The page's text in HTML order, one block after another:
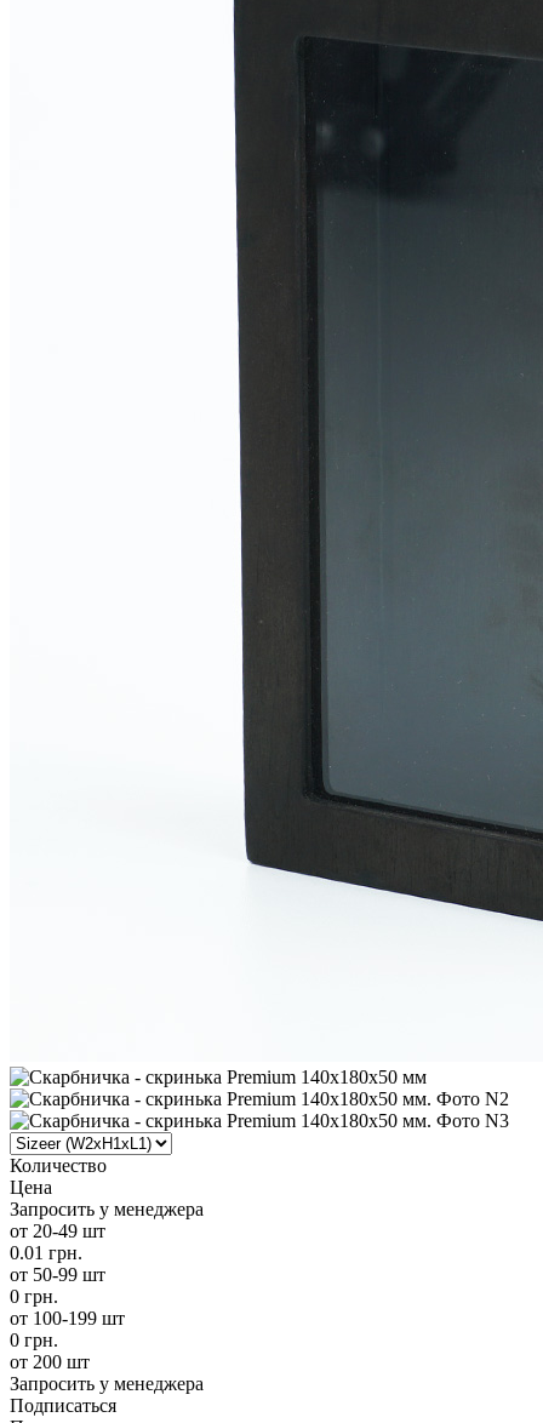
Количество
Цена
Запросить у менеджера
от 20-49 шт
0.01 грн.
от 50-99 шт
0 грн.
от 100-199 шт
0 грн.
от 200 шт
Запросить у менеджера
Подписаться